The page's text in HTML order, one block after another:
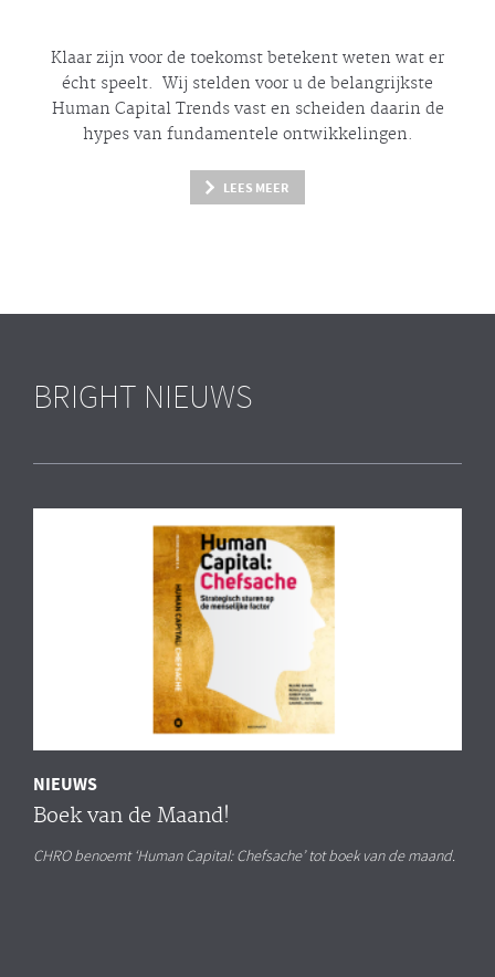
Klaar zijn voor de toekomst betekent weten wat er
écht speelt. Wij stelden voor u de belangrijkste
Human Capital Trends vast en scheiden daarin de
hypesvan fundamentele ontwikkelingen.
LEES MEER
BRIGHT NIEUWS
NIEUWS
Boek van de Maand!
CHRO benoemt ‘Human Capital: Chefsache’ tot boek van de maand.